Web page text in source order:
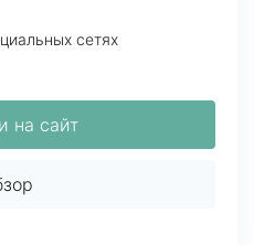
сетях
на сайт